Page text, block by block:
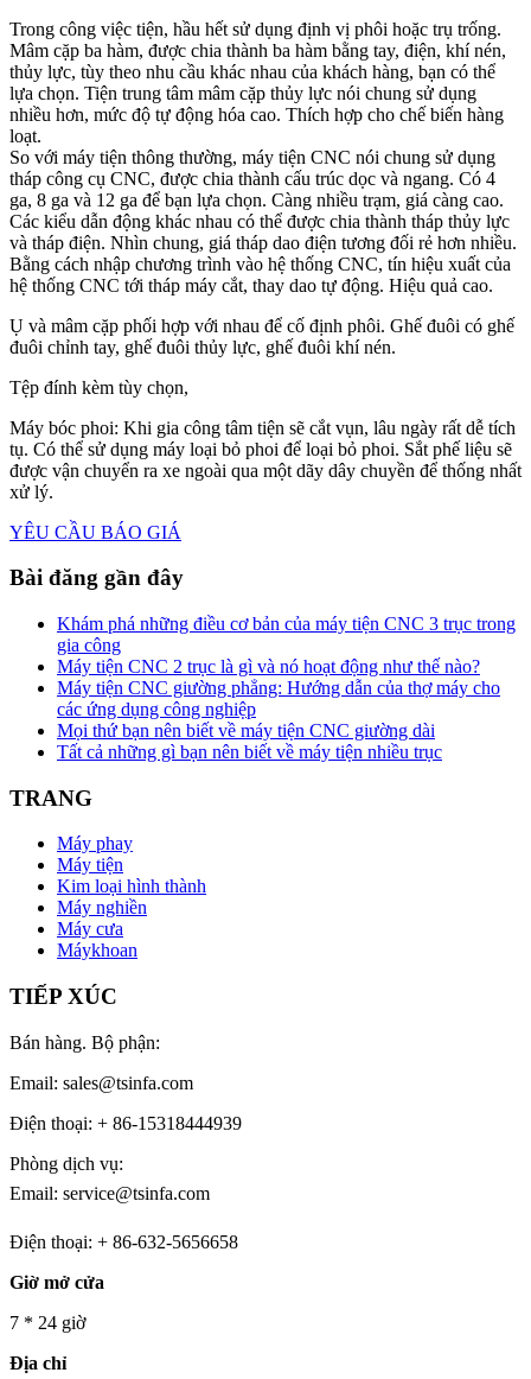
Trong công việc tiện, hầu hết sử dụng định vị phôi hoặc trụ trống.
Mâm cặp ba hàm, được chia thành ba hàm bằng tay, điện, khí nén,
thủy lực, tùy theo nhu cầu khác nhau của khách hàng, bạn có thể
lựa chọn. Tiện trung tâm mâm cặp thủy lực nói chung sử dụng
nhiều hơn, mức độ tự động hóa cao. Thích hợp cho chế biến hàng
loạt.
So với máy tiện thông thường, máy tiện CNC nói chung sử dụng
tháp công cụ CNC, được chia thành cấu trúc dọc và ngang. Có 4
ga, 8 ga và 12 ga để bạn lựa chọn. Càng nhiều trạm, giá càng cao.
Các kiểu dẫn động khác nhau có thể được chia thành tháp thủy lực
và tháp điện. Nhìn chung, giá tháp dao điện tương đối rẻ hơn nhiều.
Bằng cách nhập chương trình vào hệ thống CNC, tín hiệu xuất của
hệ thống CNC tới tháp máy cắt, thay dao tự động. Hiệu quả cao.
Ụ và mâm cặp phối hợp với nhau để cố định phôi. Ghế đuôi có ghế
đuôi chỉnh tay, ghế đuôi thủy lực, ghế đuôi khí nén.
Tệp đính kèm tùy chọn,
Máy bóc phoi: Khi gia công tâm tiện sẽ cắt vụn, lâu ngày rất dễ tích
tụ. Có thể sử dụng máy loại bỏ phoi để loại bỏ phoi. Sắt phế liệu sẽ
được vận chuyển ra xe ngoài qua một dãy dây chuyền để thống nhất
xử lý.
YÊU CẦU BÁO GIÁ
Bài đăng gần đây
Khám phá những điều cơ bản của máy tiện CNC 3 trục trong
gia công
Máy tiện CNC 2 trục là gì và nó hoạt động như thế nào?
Máy tiện CNC giường phẳng: Hướng dẫn của thợ máy cho
các ứng dụng công nghiệp
Mọi thứ bạn nên biết về máy tiện CNC giường dài
Tất cả những gì bạn nên biết về máy tiện nhiều trục
TRANG
Máy phay
Máy tiện
Kim loại hình thành
Máy nghiền
Máy cưa
Máykhoan
TIẾP XÚC
Bán hàng. Bộ phận:
Email: sales@tsinfa.com
Điện thoại: + 86-15318444939
Phòng dịch vụ:
Email: service@tsinfa.com
Điện thoại: + 86-632-5656658
Giờ mở cửa
7 * 24 giờ
Địa chỉ